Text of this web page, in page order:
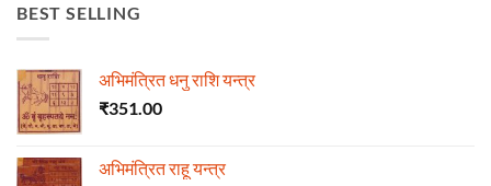
BEST SELLING
अभिमंत्रित धनु राशि यन्त्र
₹351.00
अभिमंत्रित राहू यन्त्र